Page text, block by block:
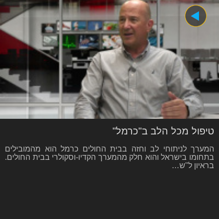
טיפול מכל הלב ב"כרמל"
המערך לניתוחי לב וחזה בבית החולים כרמל הוא מהמובילים
בתחומו בישראל והוא חלק מהמערך הקדיו-וסקולרי בבית החולים.
בראיון ל"ש…